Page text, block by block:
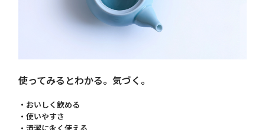
使ってみるとわかる。気づく。
・おいしく飲める
・使いやすさ
・清潔に永く使える